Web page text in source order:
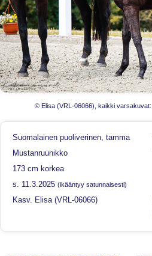
© Elisa (VRL-06066), kaikki varsakuvat:
Suomalainen puoliverinen, tamma
Mustanruunikko
173 cm korkea
s. 11.3.2025 (ikääntyy satunnaisesti)
Kasv. Elisa (VRL-06066)